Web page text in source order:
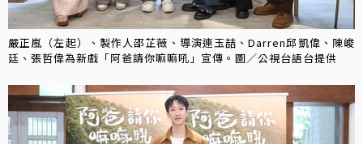
嚴正嵐（左起）、製作人邵芷薇、導演連玉喆、Darren邱凱偉、陳峻
廷、張哲偉為新戲「阿爸請你嘛嘛吼」宣傳。圖／公視台語台提供